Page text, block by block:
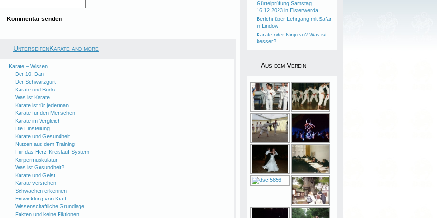
UnterseitenKarate and more
Karate – Wissen
Der 10. Dan
Der Schwarzgurt
Karate und Budo
Was ist Karate
Karate ist für jederman
Karate für den Menschen
Karate im Vergleich
Die Einstellung
Karate und Gesundheit
Nutzen aus dem Training
Für das Herz-Kreislauf-System
Körpermuskulatur
Was ist Gesundheit?
Karate und Geist
Karate verstehen
Schwächen erkennen
Entwicklung von Kraft
Wissenschaftliche Grundlage
Fakten und keine Fiktionen
Gürtelprüfung Samstag
16.12.2023 in Elsterwerda
Bericht über Lehrgang mit Safar
in Lindow
Karate oder Ninjutsu? Was ist
besser?
Aus dem Verein